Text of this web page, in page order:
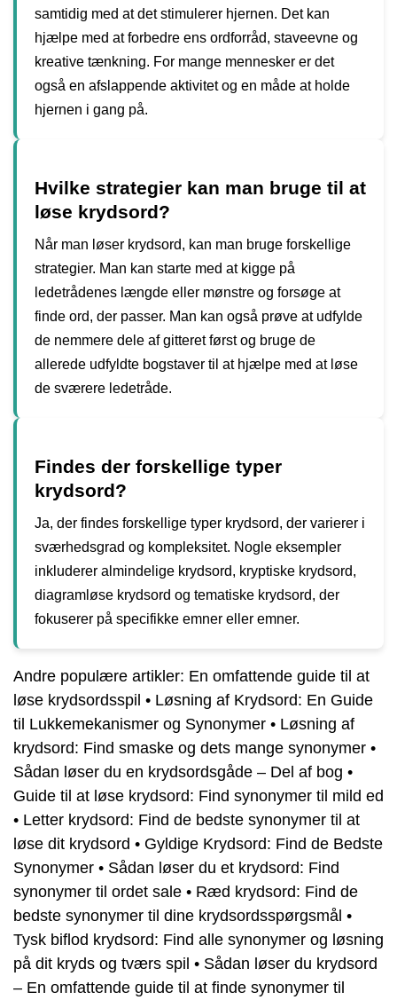
samtidig med at det stimulerer hjernen. Det kan
hjælpe med at forbedre ens ordforråd, staveevne og
kreative tænkning. For mange mennesker er det
også en afslappende aktivitet og en måde at holde
hjernen i gang på.
Hvilke strategier kan man bruge til at
løse krydsord?
Når man løser krydsord, kan man bruge forskellige
strategier. Man kan starte med at kigge på
ledetrådenes længde eller mønstre og forsøge at
finde ord, der passer. Man kan også prøve at udfylde
de nemmere dele af gitteret først og bruge de
allerede udfyldte bogstaver til at hjælpe med at løse
de sværere ledetråde.
Findes der forskellige typer
krydsord?
Ja, der findes forskellige typer krydsord, der varierer i
sværhedsgrad og kompleksitet. Nogle eksempler
inkluderer almindelige krydsord, kryptiske krydsord,
diagramløse krydsord og tematiske krydsord, der
fokuserer på specifikke emner eller emner.
Andre populære artikler: En omfattende guide til at
løse krydsordsspil • Løsning af Krydsord: En Guide
til Lukkemekanismer og Synonymer • Løsning af
krydsord: Find smaske og dets mange synonymer •
Sådan løser du en krydsordsgåde – Del af bog •
Guide til at løse krydsord: Find synonymer til mild ed
• Letter krydsord: Find de bedste synonymer til at
løse dit krydsord • Gyldige Krydsord: Find de Bedste
Synonymer • Sådan løser du et krydsord: Find
synonymer til ordet sale • Ræd krydsord: Find de
bedste synonymer til dine krydsordsspørgsmål •
Tysk biflod krydsord: Find alle synonymer og løsning
på dit kryds og tværs spil • Sådan løser du krydsord
– En omfattende guide til at finde synonymer til